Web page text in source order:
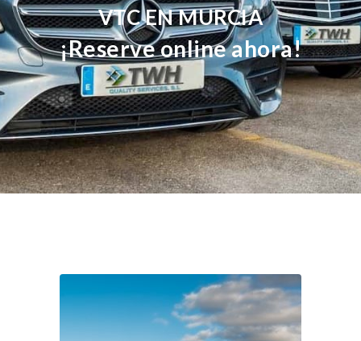
VTC EN MURCIA
¡Reserve online ahora!